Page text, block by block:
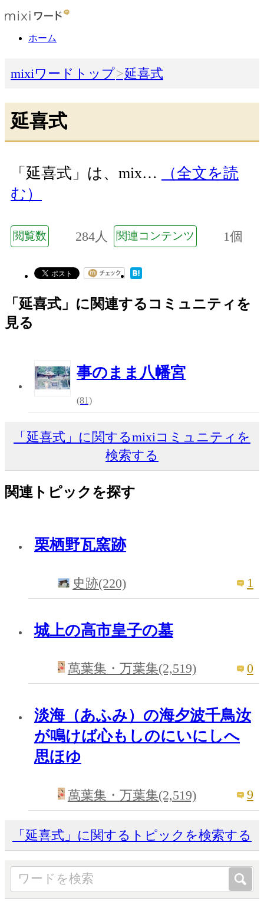
ホーム
mixiワードトップ 延喜式
延喜式
「延喜式」は、mix…
（全文を読
む）
閲覧数 284人 関連コンテンツ 1個
「延喜式」に関連するコミュニティを
見る
事のまま八幡宮
(81)
「延喜式」に関するmixiコミュニティを
検索する
関連トピックを探す
栗栖野瓦窯跡
史跡(220) 1
城上の高市皇子の墓
萬葉集・万葉集(2,519) 0
淡海（あふみ）の海夕波千鳥汝
が鳴けば心もしのにいにしへ
思ほゆ
萬葉集・万葉集(2,519) 9
「延喜式」に関するトピックを検索する